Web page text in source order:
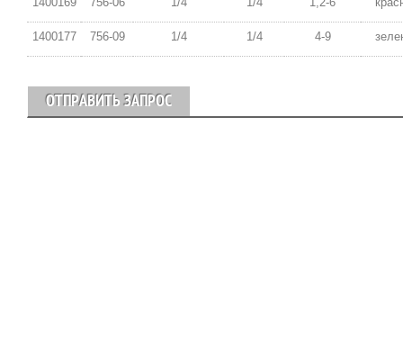
1400177 756-09 1/4 1/4 4-9
ОТПРАВИТЬ ЗАПРОС